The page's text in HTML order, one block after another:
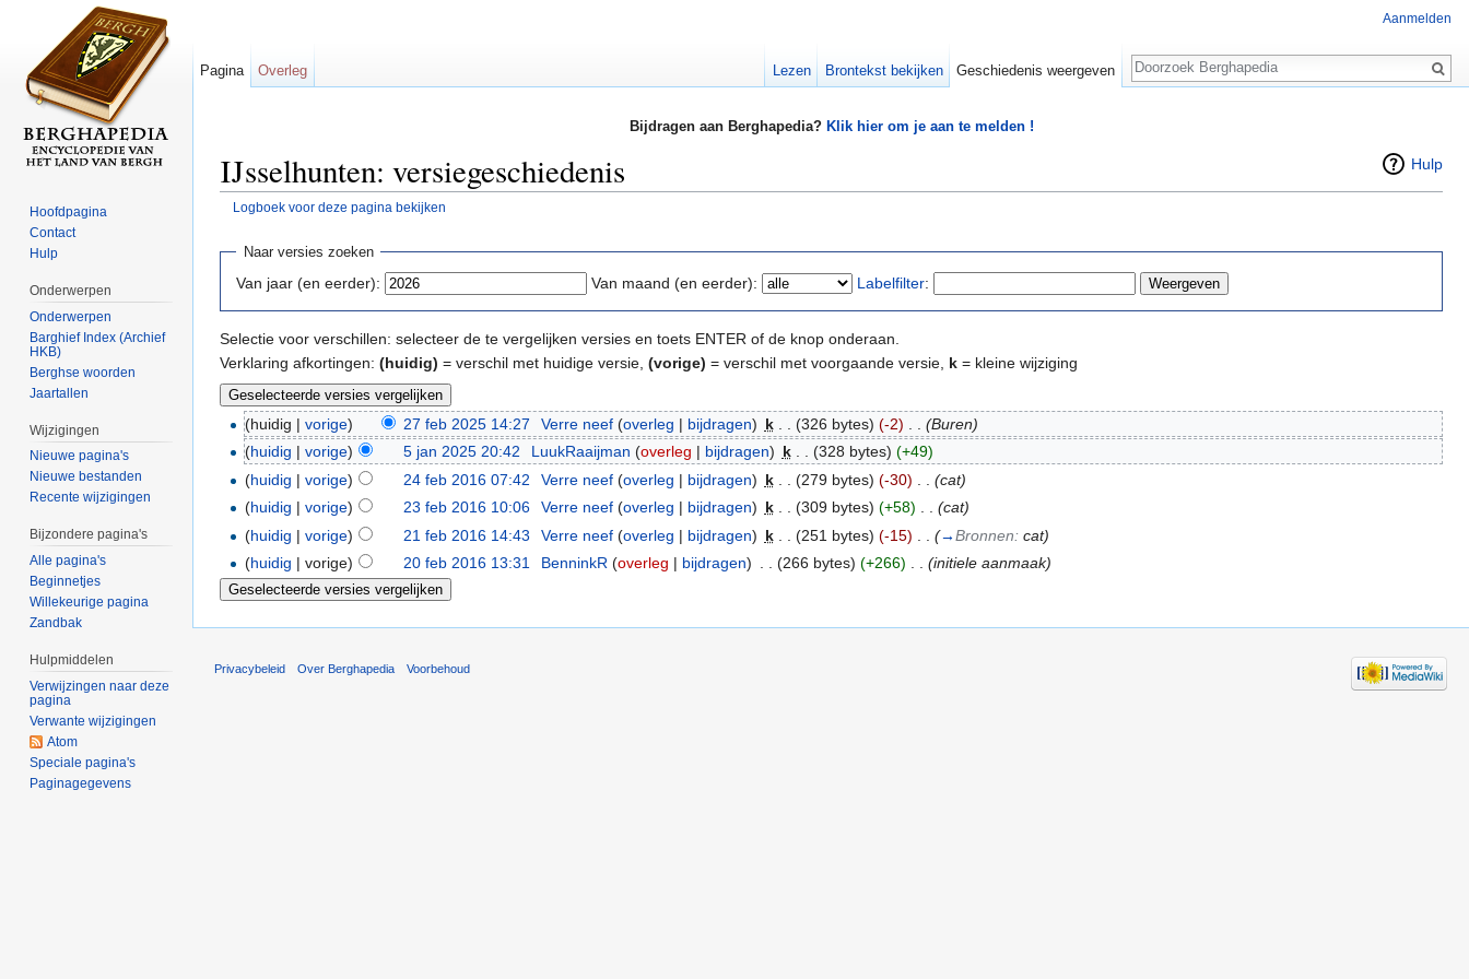
Bijdragen aan Berghapedia? Klik hier om je aan te melden !
Hulp
IJsselhunten: versiegeschiedenis
Logboek voor deze pagina bekijken
Naar versies zoeken
Van jaar (en eerder): Van maand (en eerder): Labelfilter:
Selectie voor verschillen: selecteer de te vergelijken versies en toets ENTER of de knop onderaan.
Verklaring afkortingen: (huidig) = verschil met huidige versie, (vorige) = verschil met voorgaande versie, k = kleine wijziging
(huidig |vorige) 27 feb 2025 14:27 Verre neef (overleg | bijdragen) k (326 bytes) (-2)
(Buren)
(huidig |vorige) 5 jan 2025 20:42 LuukRaaijman (overleg | bijdragen) k . . (328 bytes) (+49)
(huidig |vorige) 24 feb 2016 07:42 Verre neef (overleg | bijdragen) k (279 bytes) (-30)
(cat)
(huidig |vorige) 23 feb 2016 10:06 Verre neef (overleg | bijdragen) k (309 bytes) (+58)
(cat)
(huidig |vorige) 21 feb 2016 14:43 Verre neef (overleg | bijdragen) k (251 bytes) (-15) (→Bronnen: cat)
(huidig | vorige) 20 feb 2016 13:31 BenninkR (overleg | bijdragen) (266 bytes) (+266) (initiele aanmaak)
Aanmelden
Pagina Overleg Lezen Brontekst bekijken Geschiedenis weergeven
Zoeken
Hoofdpagina
Contact
Hulp
Onderwerpen
Onderwerpen
Barghief Index (Archief
HKB)
Berghse woorden
Jaartallen
Wijzigingen
Nieuwe pagina's
Nieuwe bestanden
Recente wijzigingen
Bijzondere pagina's
Alle pagina's
Beginnetjes
Willekeurige pagina
Zandbak
Hulpmiddelen
Verwijzingen naar deze
pagina
Verwante wijzigingen
Atom
Speciale pagina's
Paginagegevens
Privacybeleid Over Berghapedia Voorbehoud